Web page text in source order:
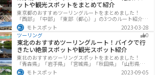
ットや観光スポットをまとめて紹介
東京都のおすすめツーリングルートをまとめました！
「西部」「中部」「東部（都心）」の3つのルート紹介し
ます。西に行けば奥多摩の自然、東に行けば都心スポッ
トと、自然も街も楽しめるスポットが多数あります。バ
イクで東京都にツーリングに行く際は参考にしてくださ
い。
モトスポット
2023-03-28
ツーリング
0
東北のおすすめツーリングルート！バイクで行
きたい絶景スポットや観光スポット紹介
東北のおすすめツーリングスポットをまとめました！
「青森県」「岩手県」「宮城県」「秋田県」「山形県」
「福島県」の各県の観光地紹介します。自然豊かな山々
モトスポット
2023-09-05